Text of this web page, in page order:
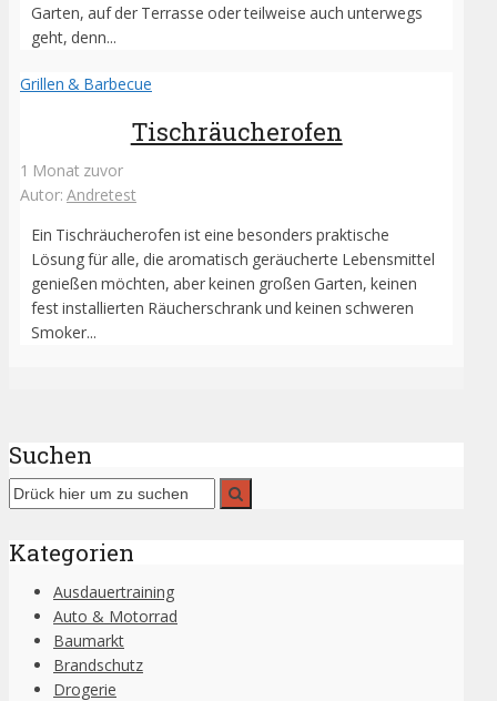
Garten, auf der Terrasse oder teilweise auch unterwegs
geht, denn...
Grillen & Barbecue
Tischräucherofen
1 Monat zuvor
Autor: Andretest
Ein Tischräucherofen ist eine besonders praktische
Lösung für alle, die aromatisch geräucherte Lebensmittel
genießen möchten, aber keinen großen Garten, keinen
fest installierten Räucherschrank und keinen schweren
Smoker...
Suchen
Kategorien
Ausdauertraining
Auto & Motorrad
Baumarkt
Brandschutz
Drogerie